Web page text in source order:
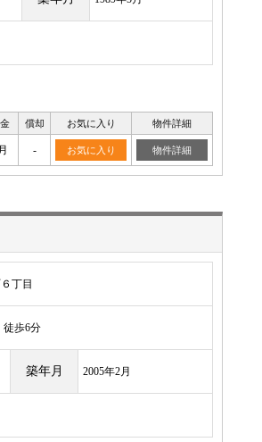
償却 お気に入り 物件詳細
- お気に入り 物件詳細
丁目
歩6分
築年月 2005年2月